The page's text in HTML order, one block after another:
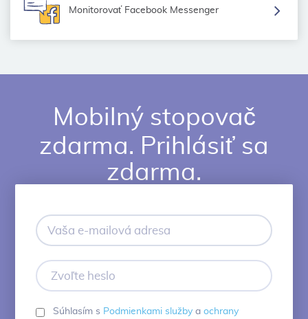
Monitorovať Facebook Messenger
Mobilný stopovač
zdarma. Prihlásiť sa
zdarma.
e-
adresa
Súhlasím s Podmienkami služby a ochrany